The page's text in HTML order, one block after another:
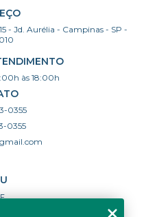
- Jd. Aurélia - Campinas - SP -
às 18:00h
0355
0355